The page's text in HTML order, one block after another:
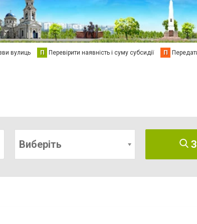
вулиць П Перевірити наявність і суму субсидії П
Виберіть